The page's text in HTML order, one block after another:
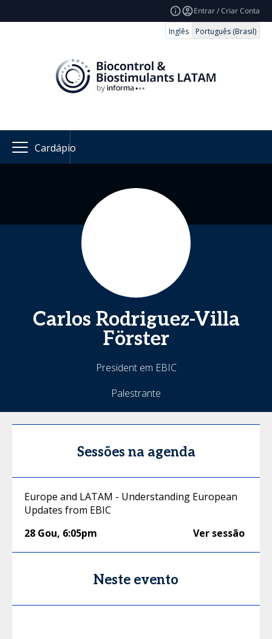
Entrar / Criar Conta
Inglês
Português (Brasil)
Cardápio
Carlos Rodriguez-Villa
Förster
President em EBIC
Palestrante
Sessões na agenda
Europe and LATAM - Understanding European
Updates from EBIC
28 Gou, 6:05pm Ver sessão
Neste evento